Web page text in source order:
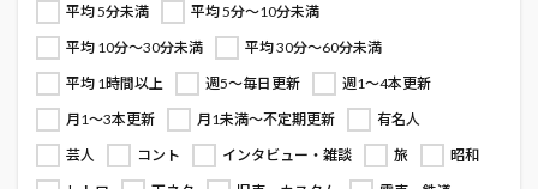
平均 5分未満
平均 5分～10分未満
平均 10分～30分未満
平均 30分～60分未満
平均 1時間以上
週5～毎日更新
週1～4本更新
月1～3本更新
月1未満～不定期更新
有名人
芸人
コント インタビュー・雑談 旅
昭和